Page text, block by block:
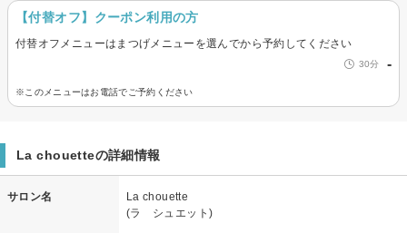
【付替オフ】クーポン利用の方
付替オフメニューはまつげメニューを選んでから予約してください
30分 -
※このメニューはお電話でご予約ください
La chouetteの詳細情報
サロン名
La chouette
(ラ シュエット)